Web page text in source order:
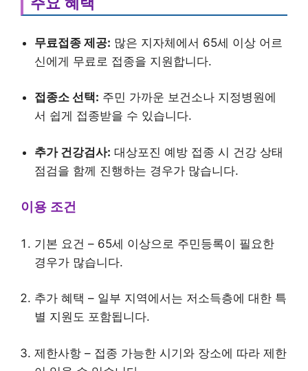
무료접종 제공: 많은 지자체에서 65세 이상 어르
신에게 무료로 접종을 지원합니다.
접종소 선택: 주민 가까운 보건소나 지정병원에
서 쉽게 접종받을 수 있습니다.
추가 건강검사: 대상포진 예방 접종 시 건강 상태
점검을 함께 진행하는 경우가 많습니다.
이용 조건
기본 요건 – 65세 이상으로 주민등록이 필요한
경우가 많습니다.
추가 혜택 – 일부 지역에서는 저소득층에 대한 특
별 지원도 포함됩니다.
제한사항 – 접종 가능한 시기와 장소에 따라 제한